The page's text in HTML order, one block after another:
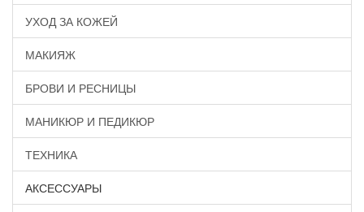
УХОД ЗА КОЖЕЙ
МАКИЯЖ
БРОВИ И РЕСНИЦЫ
МАНИКЮР И ПЕДИКЮР
ТЕХНИКА
АКСЕССУАРЫ